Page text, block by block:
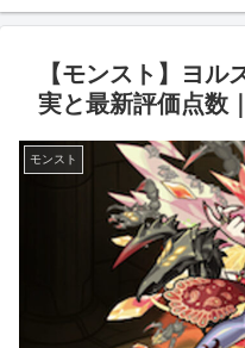
【モンスト】ヨル
実と最新評価点数
モンスト